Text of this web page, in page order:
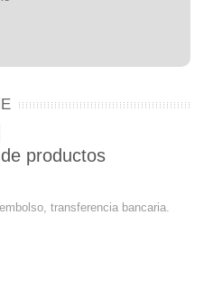
productos
transferencia bancaria.